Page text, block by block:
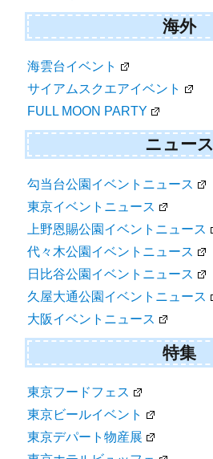
海外
海雲台イベント
サイアムスクエアイベント
FULL MOON PARTY
ニュース
勾当台公園イベントニュース
東京イベントニュース
上野恩賜公園イベントニュース
代々木公園イベントニュース
日比谷公園イベントニュース
久屋大通公園イベントニュース
大阪イベントニュース
特集
東京フードフェス
東京ビールイベント
東京デパート物産展